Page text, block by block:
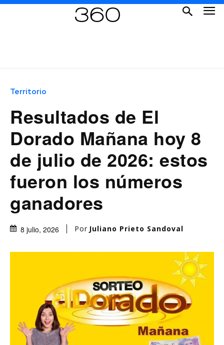
Territorio
Resultados de El
Dorado Mañana hoy 8
de julio de 2026: estos
fueron los números
ganadores
8 julio, 2026 Por Juliano Prieto Sandoval